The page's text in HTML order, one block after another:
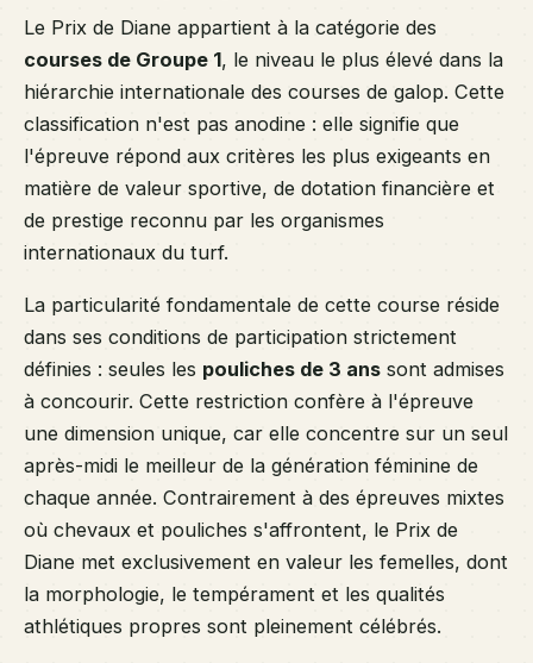
Le Prix de Diane appartient à la catégorie des
courses de Groupe 1, le niveau le plus élevé dans la
hiérarchie internationale des courses de galop. Cette
classification n'est pas anodine : elle signifie que
l'épreuve répond aux critères les plus exigeants en
matière de valeur sportive, de dotation financière et
de prestige reconnu par les organismes
internationaux du turf.
La particularité fondamentale de cette course réside
dans ses conditions de participation strictement
définies : seules les pouliches de 3 ans sont admises
à concourir. Cette restriction confère à l'épreuve
une dimension unique, car elle concentre sur un seul
après-midi le meilleur de la génération féminine de
chaque année. Contrairement à des épreuves mixtes
où chevaux et pouliches s'affrontent, le Prix de
Diane met exclusivement en valeur les femelles, dont
la morphologie, le tempérament et les qualités
athlétiques propres sont pleinement célébrés.